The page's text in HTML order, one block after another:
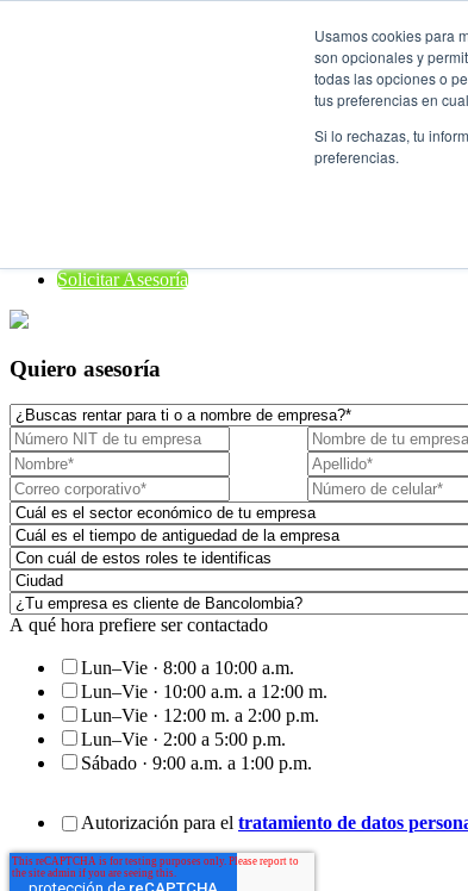
Usamos cookies para
son opcionales y
todas las opciones o
tus preferencias en
Si lo rechazas, tu
preferencias.
Solicitar Asesoría
Quiero asesoría
A qué hora prefiere ser contactado
Lun–Vie · 8:00 a 10:00 a.m.
Lun–Vie · 10:00 a.m. a 12:00 m.
Lun–Vie · 12:00 m. a 2:00 p.m.
Lun–Vie · 2:00 a 5:00 p.m.
Sábado · 9:00 a.m. a 1:00 p.m.
Autorización para el tratamiento de datos